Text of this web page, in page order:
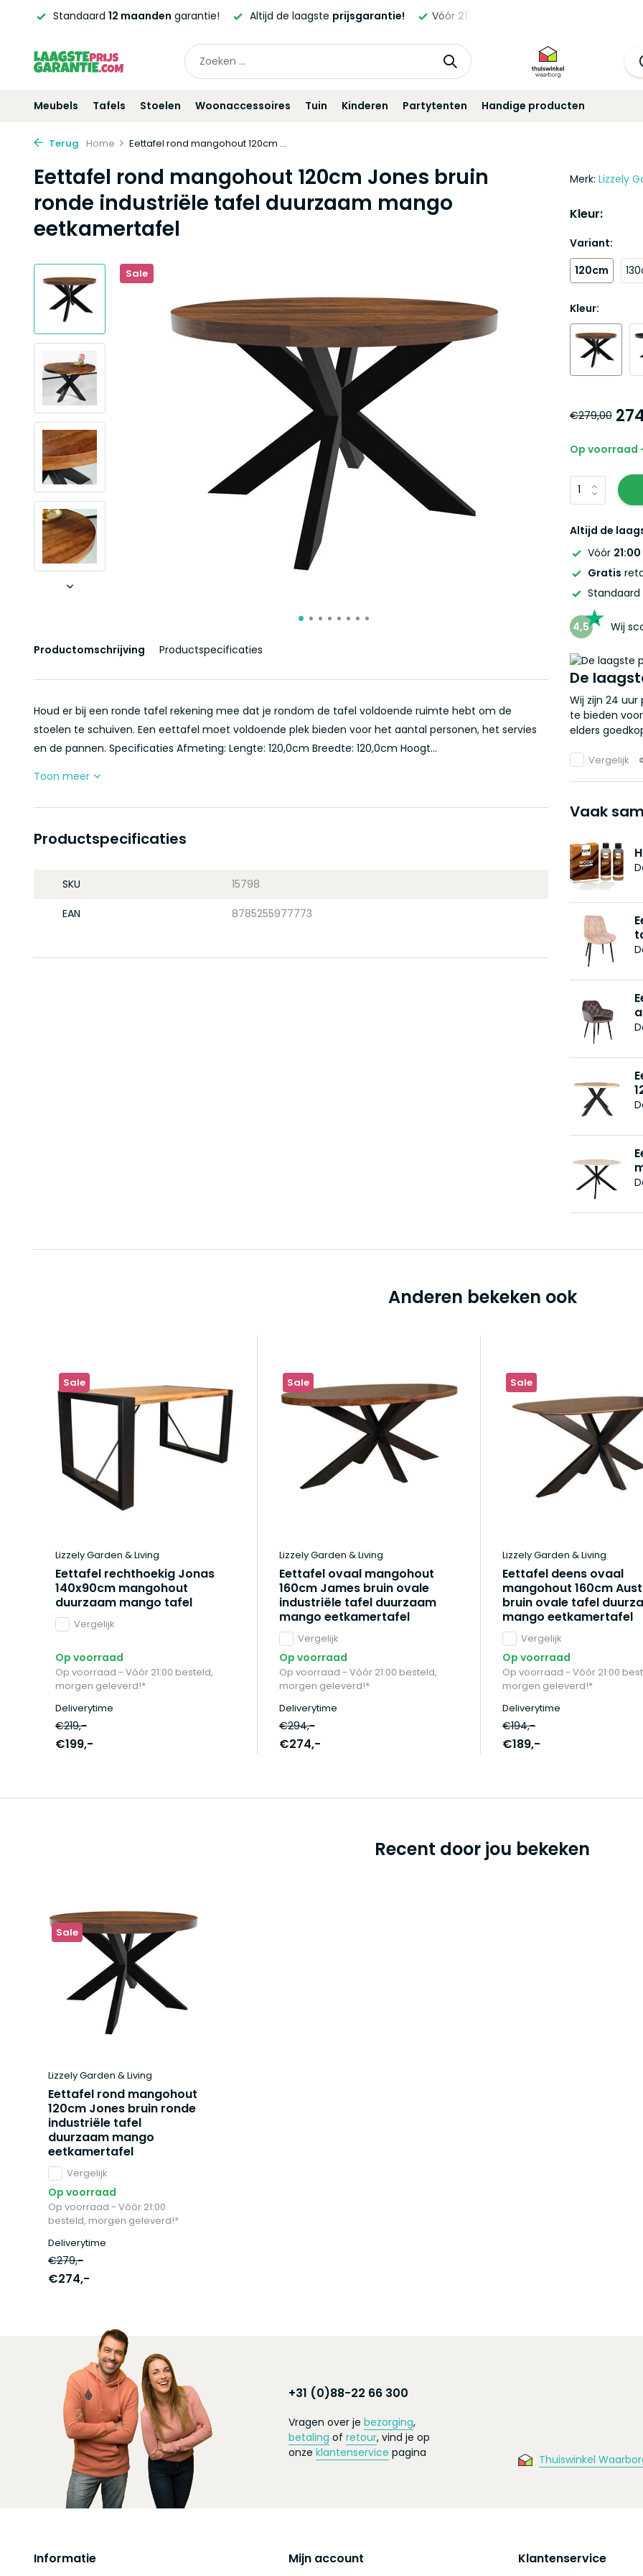
Altijd de laagsteprijsgarantie! Vóór21:00 besteld,morgengeleverd!* Standaard
Meubels Tafels Stoelen Woonaccessoires Tuin Kinderen Partytenten Handige producten
Terug Home Eettafel rond mangohout 120cm ...
Eettafel rond mangohout 120cm Jones bruin
ronde industriële tafel duurzaam mango
eetkamertafel
Sale
Productomschrijving Productspecificaties
Houd er bij een ronde tafel rekening mee dat je rondom de tafel voldoende ruimte hebt om de
stoelen te schuiven. Een eettafel moet voldoende plek bieden voor het aantal personen, het servies
en de pannen. Specificaties Afmeting: Lengte: 120,0cm Breedte: 120,0cm Hoogt...
Toon meer
Productspecificaties
SKU 15798
EAN 8785255977773
Merk: Lizzely
Kleur:
Variant:
120cm
Kleur:
€279,00
Op voorraad
Altijd de
Vóór 21:00
Gratis
Standaard
4,5 Wij
De
Wij zijn 24
te bieden
elders
Vergelijk
Vaak
Anderen bekeken ook
Sale
Lizzely Garden & Living
Eettafel rechthoekig Jonas
140x90cm mangohout
duurzaam mango tafel
Vergelijk
Op voorraad
Op voorraad - Vóór 21:00 besteld,
morgen geleverd!*
Deliverytime
€219,-
€199,-
Sale
Lizzely Garden & Living
Eettafel ovaal mangohout
160cm James bruin ovale
industriële tafel duurzaam
mango eetkamertafel
Vergelijk
Op voorraad
Op voorraad - Vóór 21:00 besteld,
morgen geleverd!*
Deliverytime
€294,-
€274,-
Sale
Lizzely Garden & Living
Eettafel deens ovaal
mangohout 160cm
bruin ovale tafel
mango eetkamertafel
Vergelijk
Op voorraad
Op voorraad - Vóór 21:00
morgen geleverd!*
Deliverytime
€194,-
€189,-
Recent door jou bekeken
Sale
Lizzely Garden & Living
Eettafel rond mangohout
120cm Jones bruin ronde
industriële tafel
duurzaam mango
eetkamertafel
Vergelijk
Op voorraad
Op voorraad - Vóór 21:00
besteld, morgen geleverd!*
Deliverytime
€279,-
€274,-
+31 (0)88-22 66 300
Vragen over je bezorging,
betaling of retour, vind je op
onze klantenservice pagina Thuiswinkel
Informatie Mijn account Klantenservice